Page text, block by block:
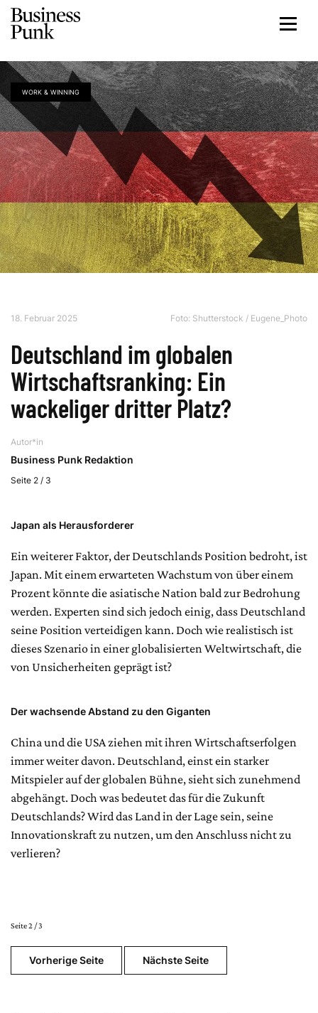
WORK & WINNING
18. Februar 2025 Foto: Shutterstock / Eugene_Photo
Deutschland im globalen
Wirtschaftsranking: Ein
wackeliger dritter Platz?
Autor*in
Business Punk Redaktion
Seite 2 / 3
Japan als Herausforderer
Ein weiterer Faktor, der Deutschlands Position bedroht, ist
Japan. Mit einem erwarteten Wachstum von über einem
Prozent könnte die asiatische Nation bald zur Bedrohung
werden. Experten sind sich jedoch einig, dass Deutschland
seine Position verteidigen kann. Doch wie realistisch ist
dieses Szenario in einer globalisierten Weltwirtschaft, die
von Unsicherheiten geprägt ist?
Der wachsende Abstand zu den Giganten
China und die USA ziehen mit ihren Wirtschaftserfolgen
immer weiter davon. Deutschland, einst ein starker
Mitspieler auf der globalen Bühne, sieht sich zunehmend
abgehängt. Doch was bedeutet das für die Zukunft
Deutschlands? Wird das Land in der Lage sein, seine
Innovationskraft zu nutzen, um den Anschluss nicht zu
verlieren?
Seite 2 / 3
Vorherige Seite Nächste Seite